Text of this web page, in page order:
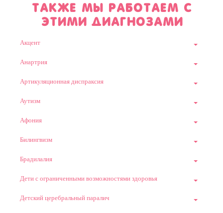
Также мы работаем с
этими диагнозами
Акцент
Анартрия
Артикуляционная диспраксия
Аутизм
Афония
Билингвизм
Брадилалия
Дети с ограниченными возможностями здоровья
Детский церебральный паралич